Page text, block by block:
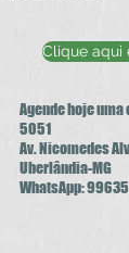
Clique aqui
Agende hoje
5051
Av. Nicomedes
Uberlândia-MG
WhatsApp: